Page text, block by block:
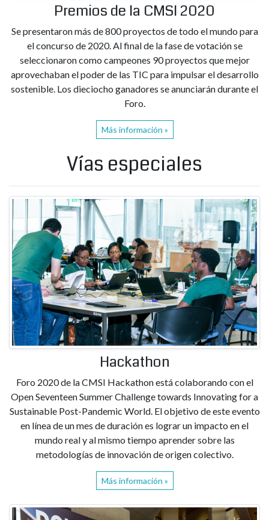
Premios de la CMSI 2020
Se presentaron más de 800 proyectos de todo el mundo para
el concurso de 2020. Al final de la fase de votación se
seleccionaron como campeones 90 proyectos que mejor
aprovechaban el poder de las TIC para impulsar el desarrollo
sostenible. Los dieciocho ganadores se anunciarán durante el
Foro.
Más información »
Vías especiales
Hackathon
Foro 2020 de la CMSI Hackathon está colaborando con el
Open Seventeen Summer Challenge towards Innovating for a
Sustainable Post-Pandemic World. El objetivo de este evento
en línea de un mes de duración es lograr un impacto en el
mundo real y al mismo tiempo aprender sobre las
metodologías de innovación de origen colectivo.
Más información »